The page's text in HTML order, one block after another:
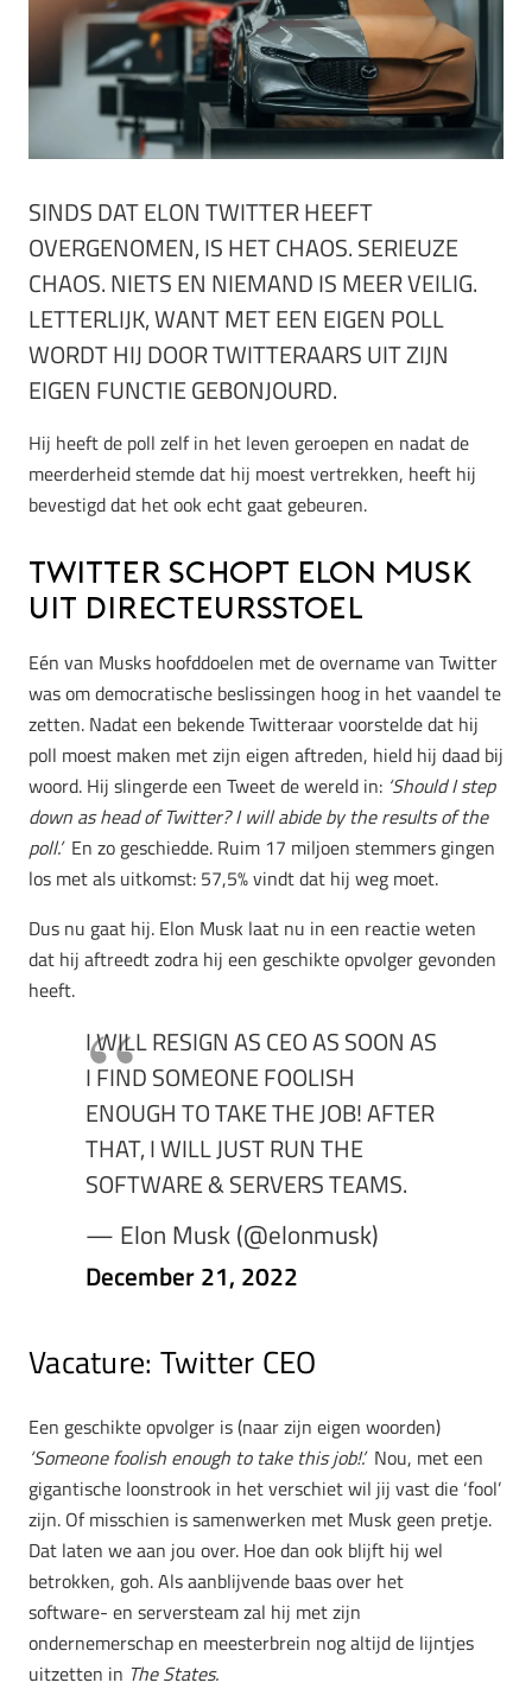
SINDS DAT ELON TWITTER HEEFT
OVERGENOMEN, IS HET CHAOS. SERIEUZE
CHAOS. NIETS EN NIEMAND IS MEER VEILIG.
LETTERLIJK, WANT MET EEN EIGEN POLL
WORDT HIJ DOOR TWITTERAARS UIT ZIJN
EIGEN FUNCTIE GEBONJOURD.
Hij heeft de poll zelf in het leven geroepen en nadat de
meerderheid stemde dat hij moest vertrekken, heeft hij
bevestigd dat het ook echt gaat gebeuren.
Twitter schopt Elon Musk
uit directeursstoel
Eén van Musks hoofddoelen met de overname van Twitter
was om democratische beslissingen hoog in het vaandel te
zetten. Nadat een bekende Twitteraar voorstelde dat hij
poll moest maken met zijn eigen aftreden, hield hij daad bij
woord. Hij slingerde een Tweet de wereld in: ‘Should I step
down as head of Twitter? I will abide by the results of the
poll.’ En zo geschiedde. Ruim 17 miljoen stemmers gingen
los met als uitkomst: 57,5% vindt dat hij weg moet.
Dus nu gaat hij. Elon Musk laat nu in een reactie weten
dat hij aftreedt zodra hij een geschikte opvolger gevonden
heeft.
I WILL RESIGN AS CEO AS SOON AS
I FIND SOMEONE FOOLISH
ENOUGH TO TAKE THE JOB! AFTER
THAT, I WILL JUST RUN THE
SOFTWARE & SERVERS TEAMS.
— Elon Musk (@elonmusk)
December 21, 2022
Vacature: Twitter CEO
Een geschikte opvolger is (naar zijn eigen woorden)
‘Someone foolish enough to take this job!’. Nou, met een
gigantische loonstrook in het verschiet wil jij vast die ‘fool’
zijn. Of misschien is samenwerken met Musk geen pretje.
Dat laten we aan jou over. Hoe dan ook blijft hij wel
betrokken, goh. Als aanblijvende baas over het
software- en serversteam zal hij met zijn
ondernemerschap en meesterbrein nog altijd de lijntjes
uitzetten in The States.